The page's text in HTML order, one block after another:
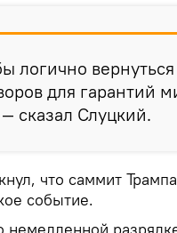
логично
для гарантий
сказал Слуцкий.
что саммит
событие.